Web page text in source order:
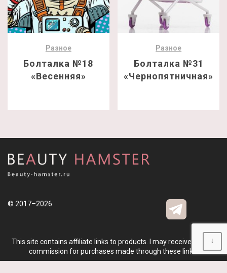
Разное
Болталка №18
«Весенняя»
Разное
Болталка №31
«Чернопятничная»
© 2017–2026
This site contains affiliate links to products. I may receive a small
commission for purchases made through these links.
↓